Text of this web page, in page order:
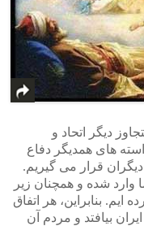
دیگر اتحاد و
های همدیگر دفاع
قرار می گیریم.
پیش بر ما وارد شده و همچنان زیر
ایم. بنابراین، هر اتفاق
بیافتد و مردم آن